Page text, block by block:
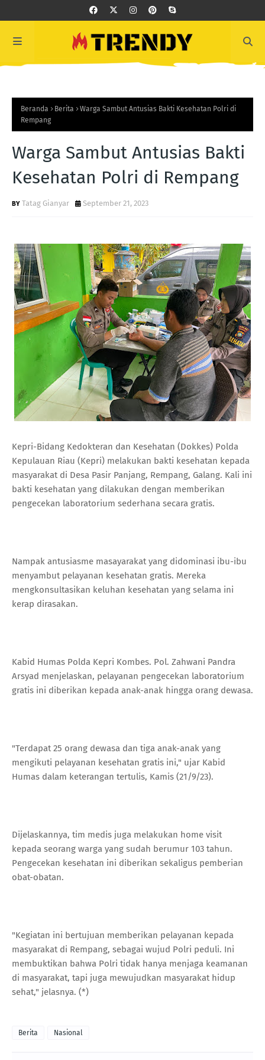
Beranda Berita
Warga Sambut Antusias Bakti Kesehatan Polri di
Rempang
Warga Sambut Antusias Bakti
Kesehatan Polri di Rempang
Tatag Gianyar September 21, 2023
Kepri-Bidang Kedokteran dan Kesehatan (Dokkes) Polda
Kepulauan Riau (Kepri) melakukan bakti kesehatan kepada
masyarakat di Desa Pasir Panjang, Rempang, Galang. Kali ini
bakti kesehatan yang dilakukan dengan memberikan
pengecekan laboratorium sederhana secara gratis.
Nampak antusiasme masayarakat yang didominasi ibu-ibu
menyambut pelayanan kesehatan gratis. Mereka
mengkonsultasikan keluhan kesehatan yang selama ini
kerap dirasakan.
Kabid Humas Polda Kepri Kombes. Pol. Zahwani Pandra
Arsyad menjelaskan, pelayanan pengecekan laboratorium
gratis ini diberikan kepada anak-anak hingga orang dewasa.
"Terdapat 25 orang dewasa dan tiga anak-anak yang
mengikuti pelayanan kesehatan gratis ini," ujar Kabid
Humas dalam keterangan tertulis, Kamis (21/9/23).
Dijelaskannya, tim medis juga melakukan home visit
kepada seorang warga yang sudah berumur 103 tahun.
Pengecekan kesehatan ini diberikan sekaligus pemberian
obat-obatan.
"Kegiatan ini bertujuan memberikan pelayanan kepada
masyarakat di Rempang, sebagai wujud Polri peduli. Ini
membuktikan bahwa Polri tidak hanya menjaga keamanan
di masyarakat, tapi juga mewujudkan masyarakat hidup
sehat," jelasnya. (*)
Berita Nasional